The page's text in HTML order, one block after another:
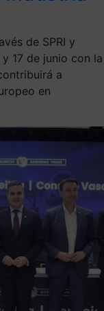
de SPRI y
17 de junio con la
a
en